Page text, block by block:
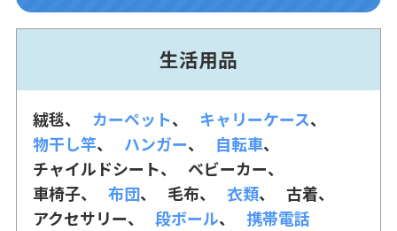
生活用品
絨毯 カーペット
キャリーケース
物干し竿
ハンガー
自転車
チャイルドシート
ベビーカー
車椅子
布団 毛布 衣類
古着
アクセサリー
段ボール 携帯電話